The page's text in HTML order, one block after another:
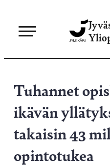
sisältöön
Tuhannet
ikävän
takaisin 43
opintotukea